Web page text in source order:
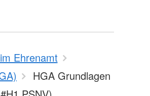
Ehrenamt
HGA Grundlagen